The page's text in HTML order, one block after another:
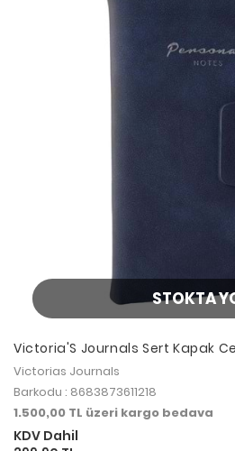
STOKTA
Victoria'S Journals Sert Kapak
Gr.Çizgili Dark Blue
Victorias Journals
Barkodu : 8683873611218
1.500,00 TL üzeri kargo bedava
KDV Dahil